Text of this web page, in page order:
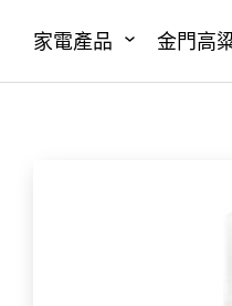
家電產品 金門高